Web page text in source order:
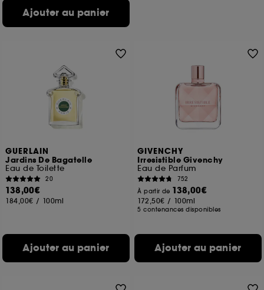
Ajouter au panier
GUERLAIN
Jardins De Bagatelle
Eau de Toilette
20
138,00€
184,00€ / 100ml
Ajouter au panier
GIVENCHY
Irresistible Givenchy
Eau de Parfum
752
À partir de 138,00€
172,50€ / 100ml
5 contenances disponibles
Ajouter au panier